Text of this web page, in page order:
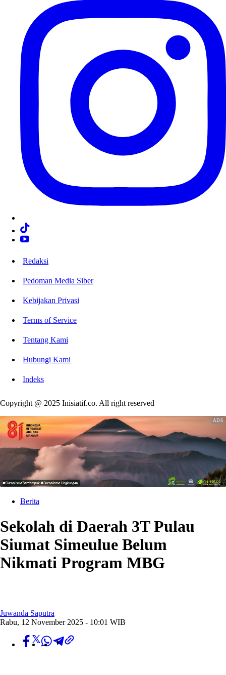
Redaksi
Pedoman Media Siber
Kebijakan Privasi
Terms of Service
Tentang Kami
Hubungi Kami
Indeks
Copyright @ 2025 Inisiatif.co. All right reserved
Berita
Sekolah di Daerah 3T Pulau
Siumat Simeulue Belum
Nikmati Program MBG
Juwanda Saputra
Rabu, 12 November 2025 - 10:01 WIB